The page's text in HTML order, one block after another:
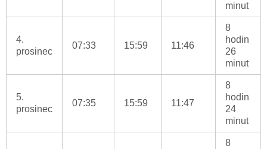
minut
4.
prosinec
07:33 15:59 11:46
8
hodin
26
minut
5.
prosinec
07:35 15:59 11:47
8
hodin
24
minut
8